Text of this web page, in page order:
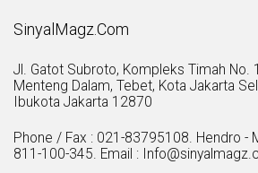
SinyalMagz.Com
Jl. Gatot Subroto, Kompleks Timah No.
Menteng Dalam, Tebet, Kota Jakarta
Ibukota Jakarta 12870
Phone / Fax : 021-83795108. Hendro -
811-100-345. Email :